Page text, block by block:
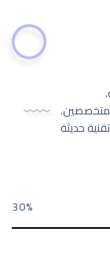
متخصصين.
حديثة
30